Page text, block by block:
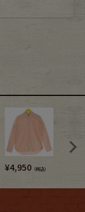
¥4,950 （税込）